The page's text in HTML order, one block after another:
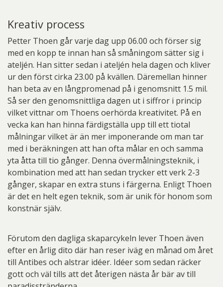
Kreativ process
Petter Thoen går varje dag upp 06.00 och förser sig
med en kopp te innan han så småningom sätter sig i
ateljén. Han sitter sedan i ateljén hela dagen och kliver
ur den först cirka 23.00 på kvällen. Däremellan hinner
han beta av en långpromenad på i genomsnitt 1.5 mil.
Så ser den genomsnittliga dagen ut i siffror i princip
vilket vittnar om Thoens oerhörda kreativitet. På en
vecka kan han hinna färdigställa upp till ett tiotal
målningar vilket är än mer imponerande om man tar
med i beräkningen att han ofta målar en och samma
yta åtta till tio gånger. Denna övermålningsteknik, i
kombination med att han sedan trycker ett verk 2-3
gånger, skapar en extra stuns i färgerna. Enligt Thoen
är det en helt egen teknik, som är unik för honom som
konstnär själv.
Förutom den dagliga skaparcykeln lever Thoen även
efter en årlig dito där han reser iväg en månad om året
till Antibes och alstrar idéer. Idéer som sedan räcker
gott och väl tills att det återigen nästa år bär av till